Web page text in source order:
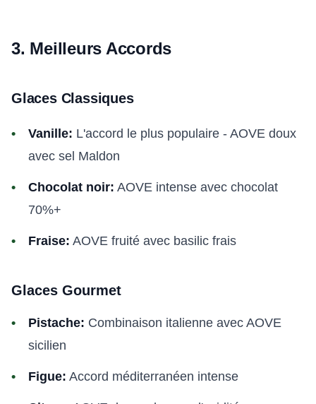
3. Meilleurs Accords
Glaces Classiques
Vanille: L'accord le plus populaire - AOVE doux
avec sel Maldon
Chocolat noir: AOVE intense avec chocolat
70%+
Fraise: AOVE fruité avec basilic frais
Glaces Gourmet
Pistache: Combinaison italienne avec AOVE
sicilien
Figue: Accord méditerranéen intense